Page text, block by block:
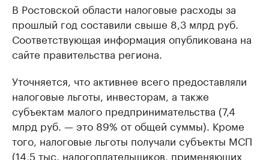
В Ростовской области налоговые расходы за
прошлый год составили свыше 8,3 млрд руб.
Соответствующая информация опубликована на
сайте правительства региона.
Уточняется, что активнее всего предоставляли
налоговые льготы, инвесторам, а также
субъектам малого предпринимательства (7,4
млрд руб. — это 89% от общей суммы). Кроме
того, налоговые льготы получали субъекты МСП
(14,5 тыс. налогоплательщиков, применяющих